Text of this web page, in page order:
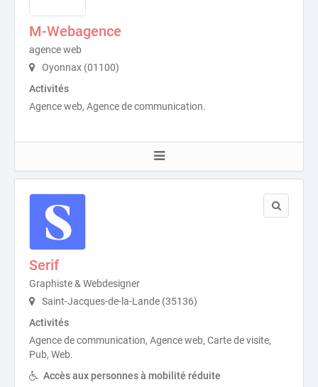
M-Webagence
agence web
Oyonnax (01100)
Activités
Agence web, Agence de communication.
Serif
Graphiste & Webdesigner
Saint-Jacques-de-la-Lande (35136)
Activités
Agence de communication, Agence web, Carte de visite,
Pub, Web.
Accès aux personnes à mobilité réduite